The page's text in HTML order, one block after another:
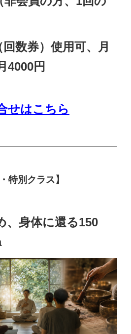
数券）使用可、月
4000円
せはこちら
特別クラス】
、身体に還る150